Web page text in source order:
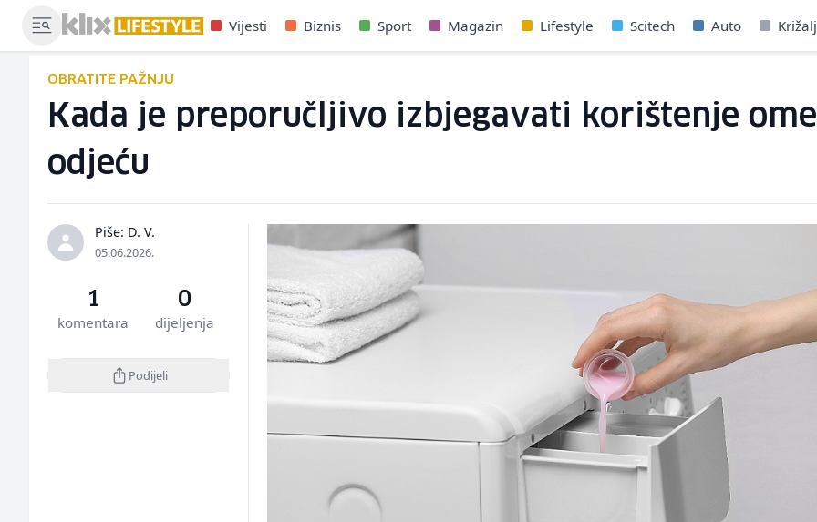
Vijesti Biznis Sport Magazin Lifestyle Scitech Auto
OBRATITE PAŽNJU
Kada je preporučljivo izbjegavati korištenje
odjeću
Piše: D. V.
05.06.2026.
1
komentara
0
dijeljenja
Podijeli